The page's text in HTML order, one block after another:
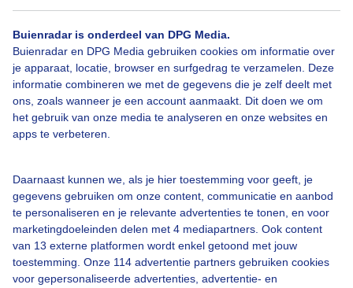
Buienradar is onderdeel van DPG Media.
Buienradar en DPG Media gebruiken cookies om informatie over
je apparaat, locatie, browser en surfgedrag te verzamelen. Deze
informatie combineren we met de gegevens die je zelf deelt met
ons, zoals wanneer je een account aanmaakt. Dit doen we om
het gebruik van onze media te analyseren en onze websites en
apps te verbeteren.
Daarnaast kunnen we, als je hier toestemming voor geeft, je
gegevens gebruiken om onze content, communicatie en aanbod
te personaliseren en je relevante advertenties te tonen, en voor
marketingdoeleinden delen met 4 mediapartners. Ook content
van 13 externe platformen wordt enkel getoond met jouw
toestemming. Onze 114 advertentie partners gebruiken cookies
voor gepersonaliseerde advertenties, advertentie- en
Ram Schapen Dekken
Bekijk slideshow
Een moment geduld aub...